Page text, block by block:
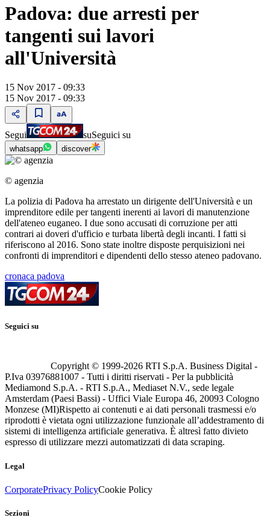
Padova: due arresti per
tangenti sui lavori
all'Università
15 Nov 2017 - 09:33
15 Nov 2017 - 09:33
Segui suSeguici su
whatsapp discover
© agenzia
La polizia di Padova ha arrestato un dirigente dell'Università e un
imprenditore edile per tangenti inerenti ai lavori di manutenzione
dell'ateneo euganeo. I due sono accusati di corruzione per atti
contrari ai doveri d'ufficio e turbata libertà degli incanti. I fatti si
riferiscono al 2016. Sono state inoltre disposte perquisizioni nei
confronti di imprenditori e dipendenti dello stesso ateneo padovano.
cronaca padova
Seguici su
Copyright © 1999-2026 RTI S.p.A. Business Digital -
P.Iva 03976881007 - Tutti i diritti riservati - Per la pubblicità
Mediamond S.p.A. - RTI S.p.A., Mediaset N.V., sede legale
Amsterdam (Paesi Bassi) - Uffici Viale Europa 46, 20093 Cologno
Monzese (MI)Rispetto ai contenuti e ai dati personali trasmessi e/o
riprodotti è vietata ogni utilizzazione funzionale all’addestramento di
sistemi di intelligenza artificiale generativa. È altresì fatto divieto
espresso di utilizzare mezzi automatizzati di data scraping.
Legal
CorporatePrivacy PolicyCookie Policy
Sezioni